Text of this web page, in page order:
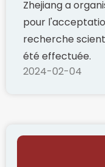
Zhejiang a
pour
recherche
été effectuée.
2024-02-04